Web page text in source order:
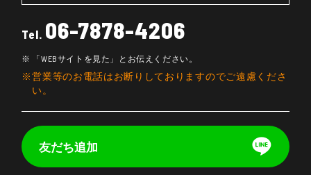
Tel. 06-7878-4206
「WEBサイトを見た」とお伝えください。
営業等のお電話はお断りしておりますのでご遠慮くださ
い。
友だち追加